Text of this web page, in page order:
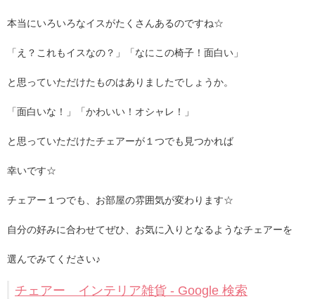
本当にいろいろなイスがたくさんあるのですね☆
「え？これもイスなの？」「なにこの椅子！面白い」
と思っていただけたものはありましたでしょうか。
「面白いな！」「かわいい！オシャレ！」
と思っていただけたチェアーが１つでも見つかれば
幸いです☆
チェアー１つでも、お部屋の雰囲気が変わります☆
自分の好みに合わせてぜひ、お気に入りとなるようなチェアーを
選んでみてください♪
チェアー インテリア雑貨 - Google 検索